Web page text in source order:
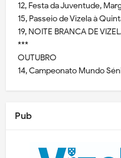
12, Festa da Juventude,
15, Passeio de Vizela à
19, NOITE BRANCA DE
***
OUTUBRO
14, Campeonato Mundo
Pub